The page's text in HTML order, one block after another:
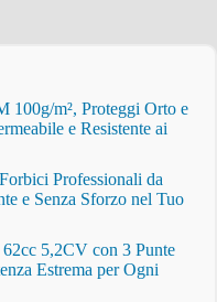
100g/m², Proteggi Orto e
e Resistente ai
Professionali da
e Senza Sforzo nel Tuo
5,2CV con 3 Punte
Estrema per Ogni